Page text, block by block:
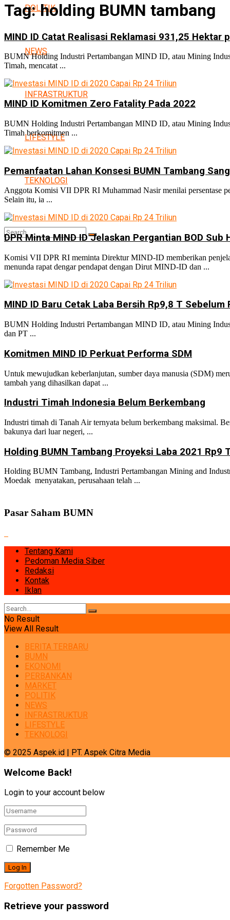
POLITIK
NEWS
INFRASTRUKTUR
LIFESTYLE
TEKNOLOGI
Tag:holding BUMN tambang
MIND ID Catat Realisasi Reklamasi 931,25 Hektar
BUMN Holding Industri Pertambangan MIND ID, atau Mining
Timah, mencatat ...
MIND ID Komitmen Zero Fatality Pada 2022
BUMN Holding Industri Pertambangan MIND ID, atau Mining
Timah berkomitmen ...
Pemanfaatan Lahan Konsesi BUMN Tambang
Anggota Komisi VII DPR RI Muhammad Nasir menilai persentase
Selain itu, ia ...
DPR Minta MIND ID Jelaskan Pergantian BOD Sub
Komisi VII DPR RI meminta Direktur MIND-ID memberikan
menunda rapat dengar pendapat dengan Dirut MIND-ID dan ...
MIND ID Baru Cetak Laba Bersih Rp9,8 T Sebelum
BUMN Holding Industri Pertambangan MIND ID, atau Mining
dan PT ...
Komitmen MIND ID Perkuat Performa SDM
Untuk mewujudkan keberlanjutan, sumber daya manusia (SDM)
tambah yang dihasilkan dapat ...
Industri Timah Indonesia Belum Berkembang
Industri timah di Tanah Air ternyata belum berkembang maksimal.
bakunya dari luar negeri, ...
Holding BUMN Tambang Proyeksi Laba 2021 Rp9
Holding BUMN Tambang, Industri Pertambangan Mining and
Moedak menyatakan, perusahaan telah ...
Pasar Saham BUMN
Tentang Kami
Pedoman Media Siber
Redaksi
Kontak
Iklan
No Result
View All Result
BERITA TERBARU
BUMN
EKONOMI
PERBANKAN
MARKET
POLITIK
NEWS
INFRASTRUKTUR
LIFESTYLE
TEKNOLOGI
© 2025 Aspek.id | PT. Aspek Citra Media
Welcome Back!
Login to your account below
Remember Me
Forgotten Password?
Retrieve your password